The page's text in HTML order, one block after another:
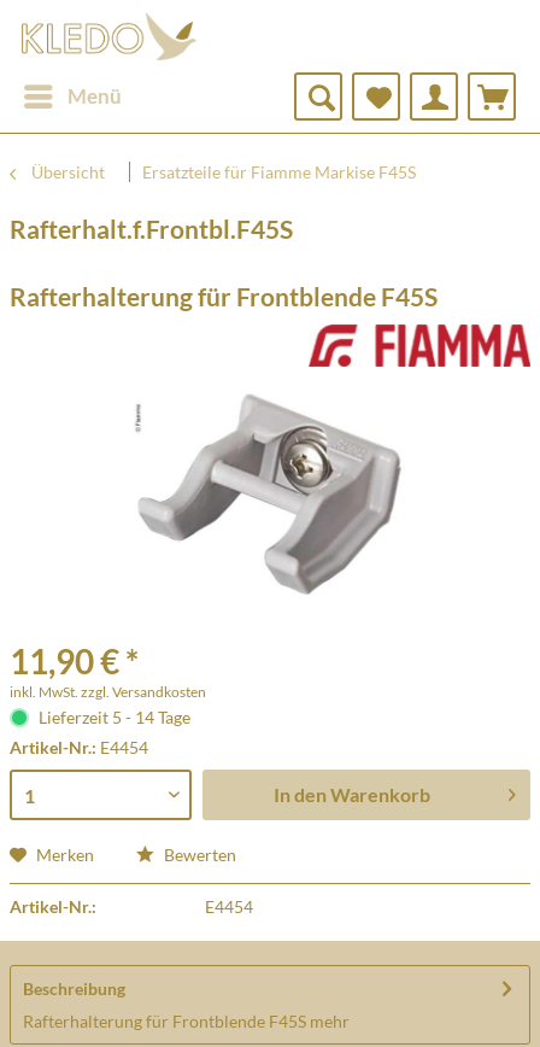
Menü
Übersicht Ersatzteile für Fiamme Markise F45S
Rafterhalt.f.Frontbl.F45S
Rafterhalterung für Frontblende F45S
11,90 € *
inkl. MwSt. zzgl. Versandkosten
Lieferzeit 5 - 14 Tage
Artikel-Nr.: E4454
In den Warenkorb
Merken Bewerten
Artikel-Nr.: E4454
Beschreibung
Rafterhalterung für Frontblende F45S mehr